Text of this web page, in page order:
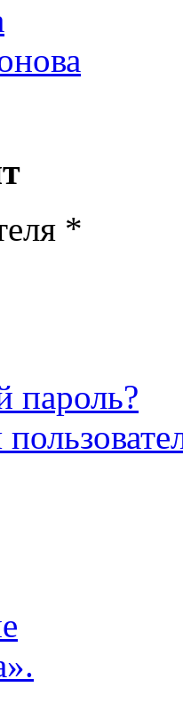
*
пароль?